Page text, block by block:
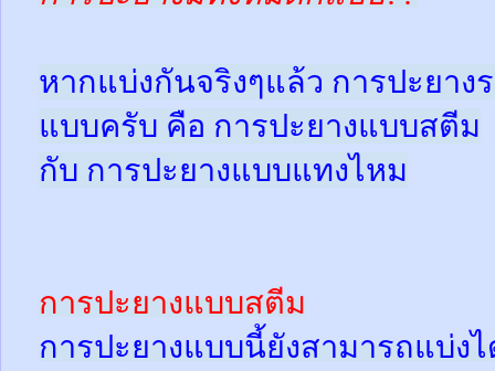
หากแบ่งกันจริงๆแล้ว การปะยาง
แบบครับ คือ การปะยางแบบสตีม
กับ การปะยางแบบแทงไหม
การปะยางแบบสตีม
การปะยางแบบนี้ยังสามารถแบ่ง